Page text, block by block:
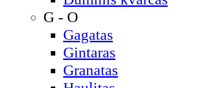
G - O
Gagatas
Gintaras
Granatas